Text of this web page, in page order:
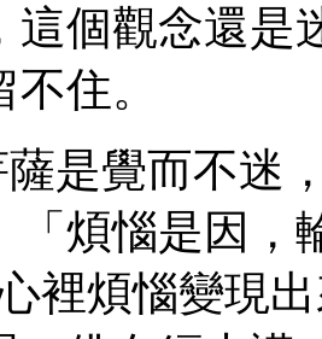
這個觀念還是
住。
覺而不迷，
「煩惱是因，
裡煩惱變現